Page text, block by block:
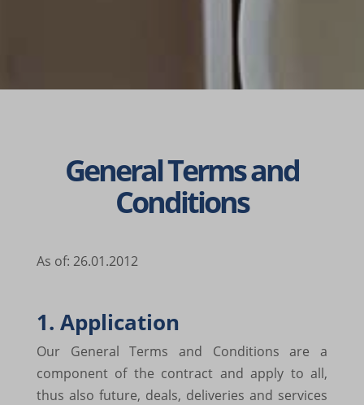
Gene­ral Terms and
Condi­ti­ons
As of: 26.01.2012
1. Appli­ca­tion
Our Gene­ral Terms and Condi­ti­ons are a
compo­nent of the contract and apply to all,
thus also future, deals, deli­ve­ries and servi­ces